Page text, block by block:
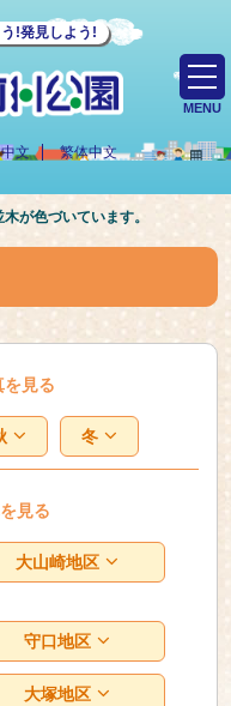
!発見しよう!
文 繁体中文
MENU
が色づいています。
を見る
冬
見る
大山崎地区
守口地区
大塚地区